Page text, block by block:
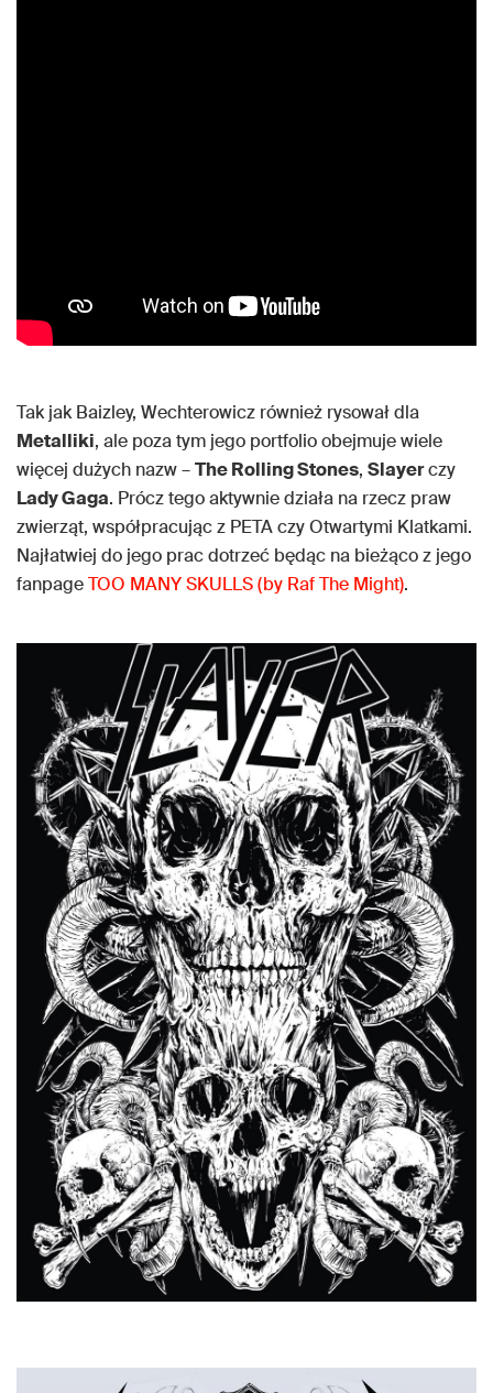
Tak jak Baizley, Wechterowicz również rysował dla
Metalliki, ale poza tym jego portfolio obejmuje wiele
więcej dużych nazw –The Rolling Stones, Slayerczy
Lady Gaga. Prócz tego aktywnie działa na rzecz praw
zwierząt, współpracując z PETA czy Otwartymi Klatkami.
Najłatwiej do jego prac dotrzeć będąc na bieżąco z jego
fanpageTOO MANY SKULLS (by Raf The Might).